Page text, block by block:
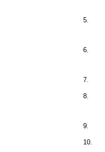
5.
6.
7.
8.
9.
10.